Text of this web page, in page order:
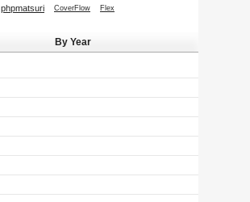
phpmatsuri CoverFlow Flex
By Year